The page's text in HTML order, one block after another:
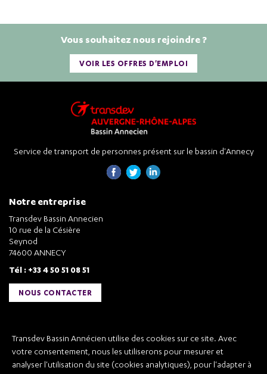
Transdev Bassin Annécien utilise des cookies sur ce site. Avec
votre consentement, nous les utiliserons pour mesurer et
analyser l'utilisation du site (cookies analytiques), pour l'adapter à
Vous souhaitez nous rejoindre ?
VOIR LES OFFRES D'EMPLOI
Service de transport de personnes présent sur le bassin d'Annecy
Notre entreprise
Transdev Bassin Annecien
10 rue de la Césière
Seynod
74600 ANNECY
Tél : +33 4 50 51 08 51
NOUS CONTACTER
Transdev Bassin Annécien
Recrutement